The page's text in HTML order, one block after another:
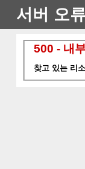
서버 오류
500 - 내
찾고 있는 리